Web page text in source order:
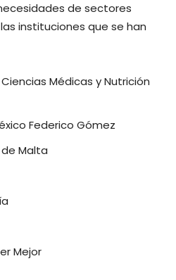
de sectores
instituciones que se han
Médicas y Nutrición
Federico Gómez
Malta
Mejor